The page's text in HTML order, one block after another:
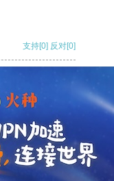
支持[0] 反对[0]